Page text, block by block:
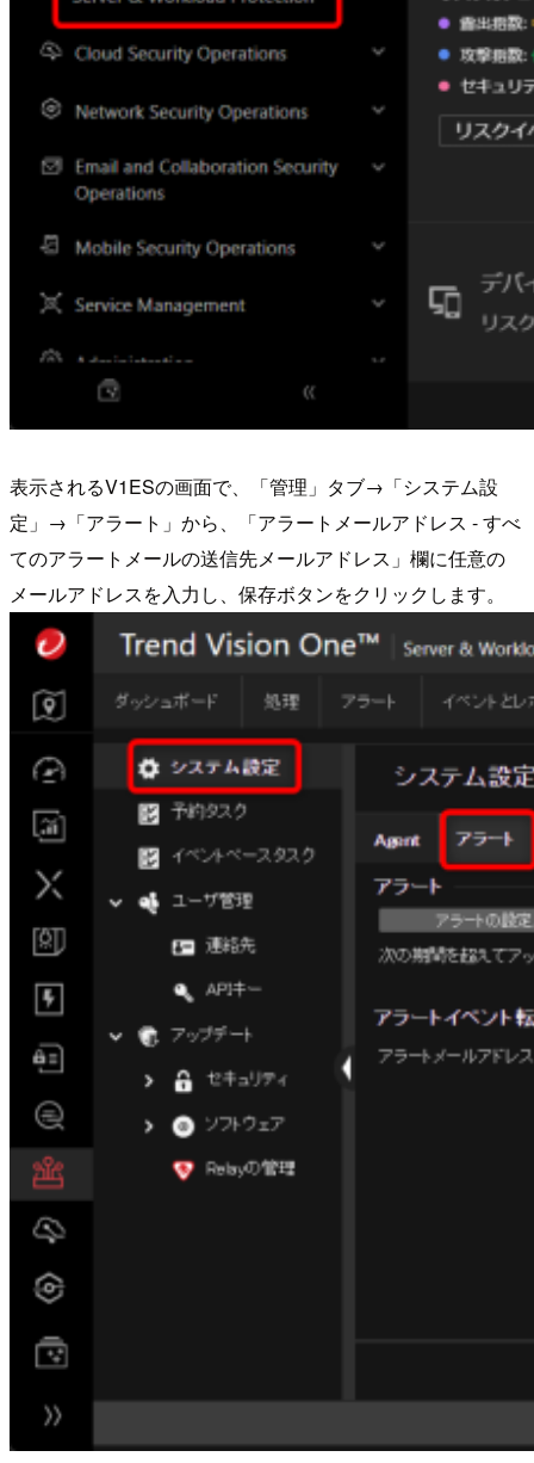
表示されるV1ESの画面で、「管理」タブ→「システム設
定」→「アラート」から、「アラートメールアドレス - すべ
てのアラートメールの送信先メールアドレス」欄に任意の
メールアドレスを入力し、保存ボタンをクリックします。